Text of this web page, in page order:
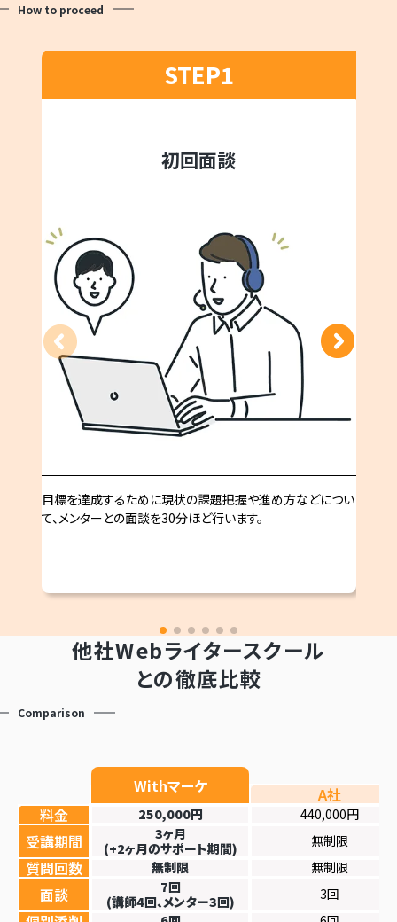
How to proceed
STEP1
初回面談
目標を達成するために現状の課題把握や進め方などについ
て、メンターとの面談を30分ほど行います。
他社Webライタースクール
との徹底比較
Comparison
A社
料金
250,000円 440,000円
受講期間
3ヶ月
(+2ヶ月のサポート期間)
無制限
質問回数 無制限 無制限
面談
7回
(講師4回、メンター3回)
3回